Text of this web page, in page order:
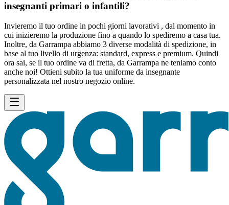
insegnanti primari o infantili?
Invieremo il tuo ordine in pochi giorni lavorativi , dal momento in
cui inizieremo la produzione fino a quando lo spediremo a casa tua.
Inoltre, da Garrampa abbiamo 3 diverse modalità di spedizione, in
base al tuo livello di urgenza: standard, express e premium. Quindi
ora sai, se il tuo ordine va di fretta, da Garrampa ne teniamo conto
anche noi! Ottieni subito la tua uniforme da insegnante
personalizzata nel nostro negozio online.